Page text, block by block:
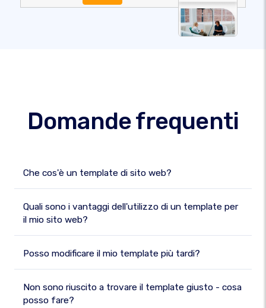
Domande frequenti
Che cos'è un template di sito web?
Quali sono i vantaggi dell'utilizzo di un template per
il mio sito web?
Posso modificare il mio template più tardi?
Non sono riuscito a trovare il template giusto - cosa
posso fare?